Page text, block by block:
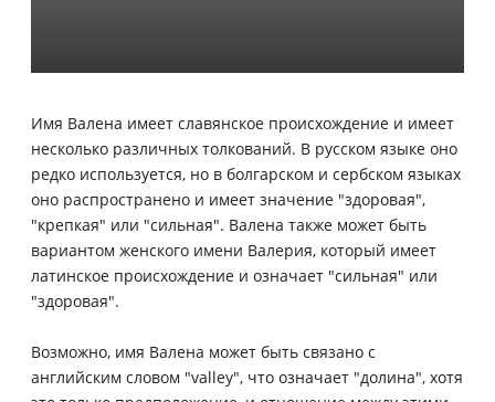
Имя Валена имеет славянское происхождение и имеет
несколько различных толкований. В русском языке оно
редко используется, но в болгарском и сербском языках
оно распространено и имеет значение "здоровая",
"крепкая" или "сильная". Валена также может быть
вариантом женского имени Валерия, который имеет
латинское происхождение и означает "сильная" или
"здоровая".
Возможно, имя Валена может быть связано с
английским словом "valley", что означает "долина", хотя